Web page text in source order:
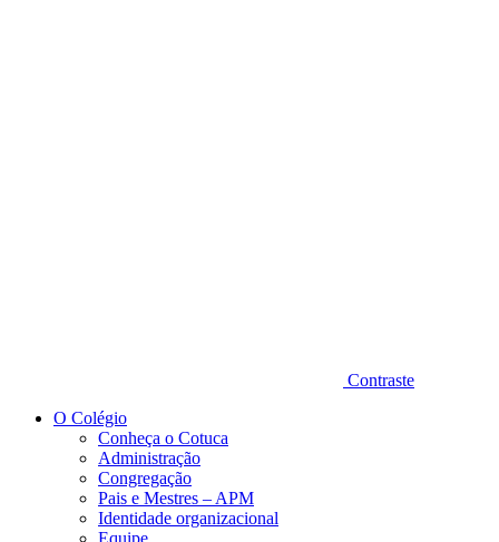
Contraste
O Colégio
Conheça o Cotuca
Administração
Congregação
Pais e Mestres – APM
Identidade organizacional
Equipe